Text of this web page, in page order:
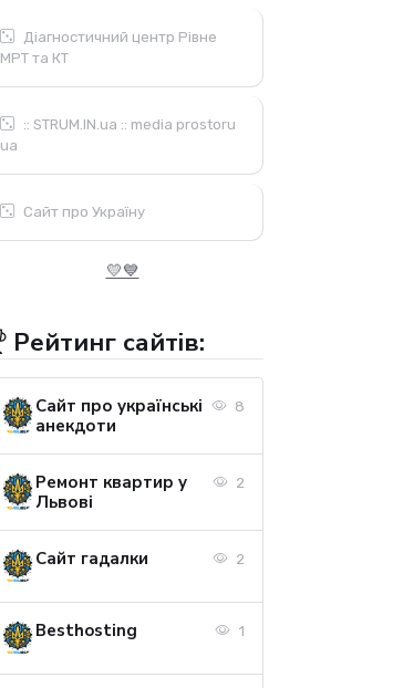
Діагностичний центр Рівне
МРТ та КТ
:: STRUM.IN.ua :: media prostoru
ua
Сайт про Україну
💛💙
Рейтинг сайтів:
Сайт про українські
анекдоти
8
Ремонт квартир у
Львові
2
Сайт гадалки 2
Besthosting 1